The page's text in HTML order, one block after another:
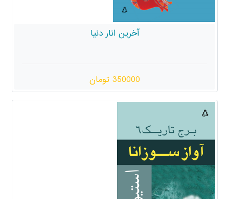
آخرین انار دنیا
350000 تومان